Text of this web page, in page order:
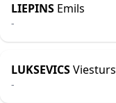
LIEPINS Emils
-
LUKSEVICSViesturs
-